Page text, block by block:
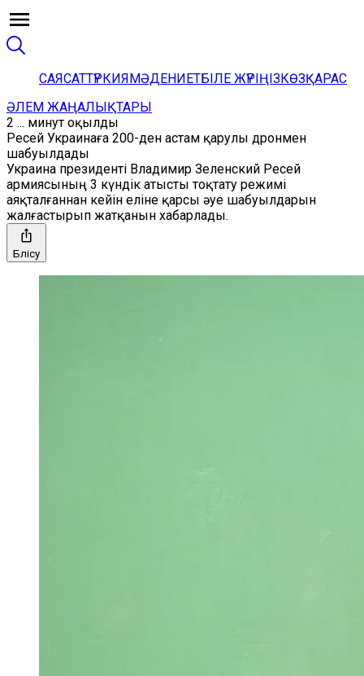
САЯСАТТҮРКИЯМӘДЕНИЕТБІЛЕ ЖҮРІҢІЗКӨЗҚАРАС
ӘЛЕМ ЖАҢАЛЫҚТАРЫ
2 ... минут оқылды
Ресей Украинаға 200-ден астам қарулы дронмен
шабуылдады
Украина президенті Владимир Зеленский Ресей
армиясының 3 күндік атысты тоқтату режимі
аяқталғаннан кейін еліне қарсы әуе шабуылдарын
жалғастырып жатқанын хабарлады.
Бөлісу